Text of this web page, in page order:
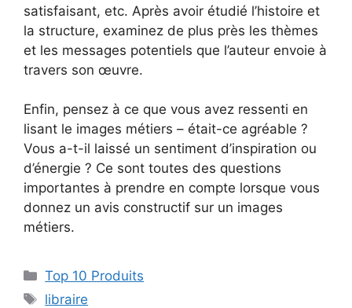
satisfaisant, etc. Après avoir étudié l’histoire et
la structure, examinez de plus près les thèmes
et les messages potentiels que l’auteur envoie à
travers son œuvre.
Enfin, pensez à ce que vous avez ressenti en
lisant le images métiers – était-ce agréable ?
Vous a-t-il laissé un sentiment d’inspiration ou
d’énergie ? Ce sont toutes des questions
importantes à prendre en compte lorsque vous
donnez un avis constructif sur un images
métiers.
Top 10 Produits
libraire